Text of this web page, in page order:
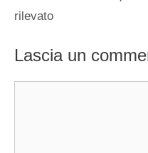
rilevato
Lascia un